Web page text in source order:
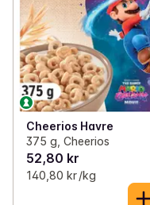
Cheerios Havre
375 g, Cheerios
52,80 kr
140,80 kr /kg